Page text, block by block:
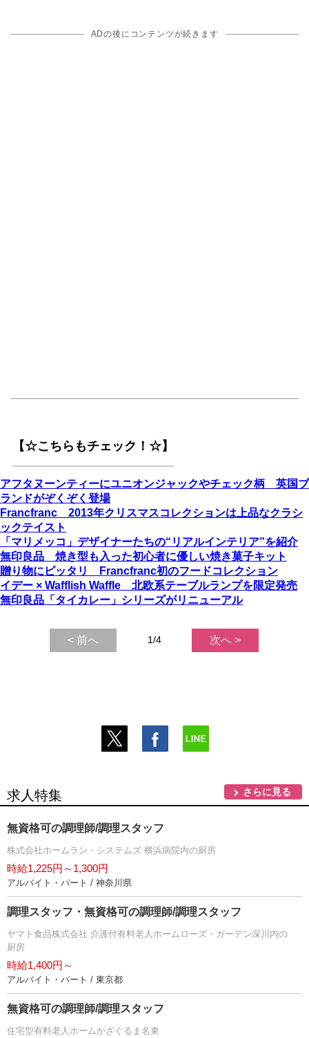
ADの後にコンテンツが続きます
【☆こちらもチェック！☆】
アフタヌーンティーにユニオンジャックやチェック柄 英国ブ
ランドがぞくぞく登場
Francfranc 2013年クリスマスコレクションは上品なクラシ
ックテイスト
「マリメッコ」デザイナーたちの“リアルインテリア”を紹介
無印良品 焼き型も入った初心者に優しい焼き菓子キット
贈り物にピッタリ Francfranc初のフードコレクション
イデー × Wafflish Waffle 北欧系テーブルランプを限定発売
無印良品「タイカレー」シリーズがリニューアル
< 前へ 1/4 次へ >
求人特集 さらに見る
無資格可の調理師/調理スタッフ
株式会社ホームラン・システムズ 横浜病院内の厨房
時給1,225円～1,300円
アルバイト・パート / 神奈川県
調理スタッフ・無資格可の調理師/調理スタッフ
ヤマト食品株式会社 介護付有料老人ホームローズ・ガーデン深川内の
厨房
時給1,400円～
アルバイト・パート / 東京都
無資格可の調理師/調理スタッフ
住宅型有料老人ホームかざぐるま名東